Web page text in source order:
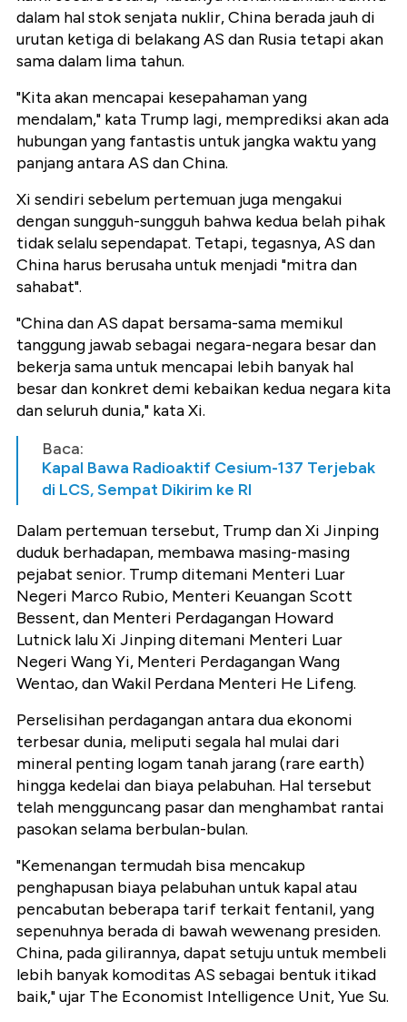
dalam hal stok senjata nuklir, China berada jauh di
urutan ketiga di belakang AS dan Rusia tetapi akan
sama dalam lima tahun.
"Kita akan mencapai kesepahaman yang
mendalam," kata Trump lagi, memprediksi akan ada
hubungan yang fantastis untuk jangka waktu yang
panjang antara AS dan China.
Xi sendiri sebelum pertemuan juga mengakui
dengan sungguh-sungguh bahwa kedua belah pihak
tidak selalu sependapat. Tetapi, tegasnya, AS dan
China harus berusaha untuk menjadi "mitra dan
sahabat".
"China dan AS dapat bersama-sama memikul
tanggung jawab sebagai negara-negara besar dan
bekerja sama untuk mencapai lebih banyak hal
besar dan konkret demi kebaikan kedua negara kita
dan seluruh dunia," kata Xi.
Baca:
Kapal Bawa Radioaktif Cesium-137 Terjebak
di LCS, Sempat Dikirim ke RI
Dalam pertemuan tersebut, Trump dan Xi Jinping
duduk berhadapan, membawa masing-masing
pejabat senior. Trump ditemani Menteri Luar
Negeri Marco Rubio, Menteri Keuangan Scott
Bessent, dan Menteri Perdagangan Howard
Lutnick lalu Xi Jinping ditemani Menteri Luar
Negeri Wang Yi, Menteri Perdagangan Wang
Wentao, dan Wakil Perdana Menteri He Lifeng.
Perselisihan perdagangan antara dua ekonomi
terbesar dunia, meliputi segala hal mulai dari
mineral penting logam tanah jarang (rare earth)
hingga kedelai dan biaya pelabuhan. Hal tersebut
telah mengguncang pasar dan menghambat rantai
pasokan selama berbulan-bulan.
"Kemenangan termudah bisa mencakup
penghapusan biaya pelabuhan untuk kapal atau
pencabutan beberapa tarif terkait fentanil, yang
sepenuhnya berada di bawah wewenang presiden.
China, pada gilirannya, dapat setuju untuk membeli
lebih banyak komoditas AS sebagai bentuk itikad
baik," ujar The Economist Intelligence Unit, Yue Su.